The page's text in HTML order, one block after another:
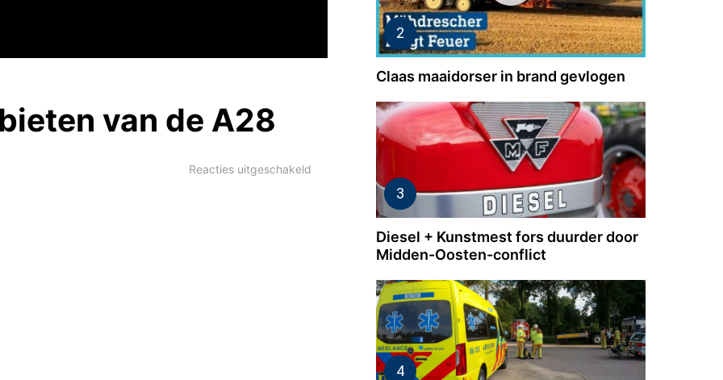
van de A28
Reacties uitgeschakeld
Vrachtwagen
Claas maaidorser in brand gevlogen
Diesel + Kunstmest fors duurder door
Midden-Oosten-conflict